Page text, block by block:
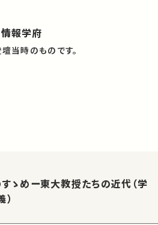
報学府
当時のものです。
ゝめー東大教授たちの近代（学